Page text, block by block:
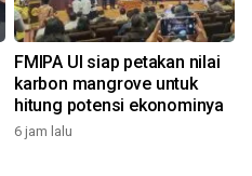
FMIPA UI siap petakan nilai
karbon mangrove untuk
hitung potensi ekonominya
6 jam lalu